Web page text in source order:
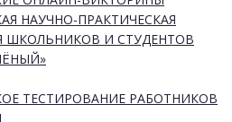
НАУЧНО-ПРАКТИЧЕСКАЯ
ШКОЛЬНИКОВ И СТУДЕНТОВ
ТЕСТИРОВАНИЕ РАБОТНИКОВ